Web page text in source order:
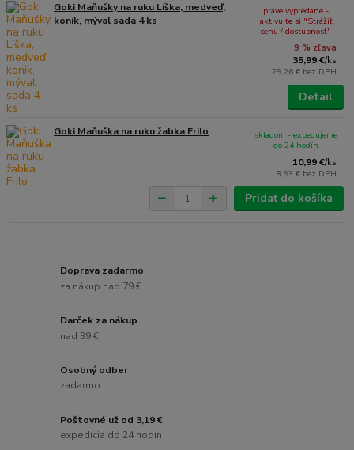
Goki Maňušky na ruku Líška, medveď,
koník, mýval sada 4 ks
9 % zľava
35,99 €/ks
29,26 € bez DPH
práve vypredané -
aktivujte si "Strážiť
cenu / dostupnosť"
Detail
Goki Maňuška na ruku žabka Frilo
10,99 €/ks
8,93 € bez DPH
skladom - expedujeme
do 24 hodín
Pridať do košíka
Doprava zadarmo
za nákup nad 79 €
Darček za nákup
nad 39 €
Osobný odber
zadarmo
Poštovné už od 3,19 €
expedícia do 24 hodín